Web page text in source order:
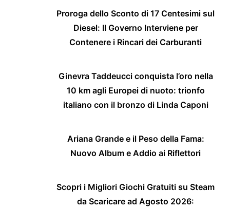
Proroga dello Sconto di 17 Centesimi sul
Diesel: Il Governo Interviene per
Contenere i Rincari dei Carburanti
Ginevra Taddeucci conquista l’oro nella
10 km agli Europei di nuoto: trionfo
italiano con il bronzo di Linda Caponi
Ariana Grande e il Peso della Fama:
Nuovo Album e Addio ai Riflettori
Scopri i Migliori Giochi Gratuiti su Steam
da Scaricare ad Agosto 2026: